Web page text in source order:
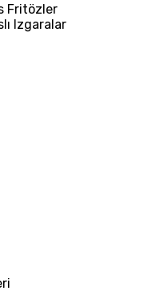
Fritözler
Izgaralar